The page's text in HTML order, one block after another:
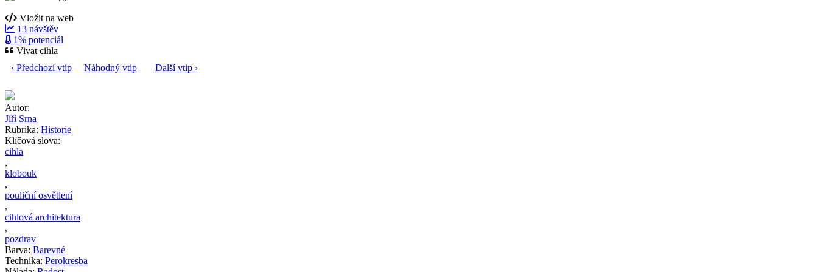
Vložit na web
13 návštěv
1% potenciál
Vivat cihla
‹ Předchozí vtip
Náhodný vtip Další vtip ›
Autor:
Jiří Srna
Rubrika: Historie
Klíčová slova:
cihla
,
klobouk
,
pouliční osvětlení
,
cihlová architektura
,
pozdrav
Barva: Barevné
Technika: Perokresba